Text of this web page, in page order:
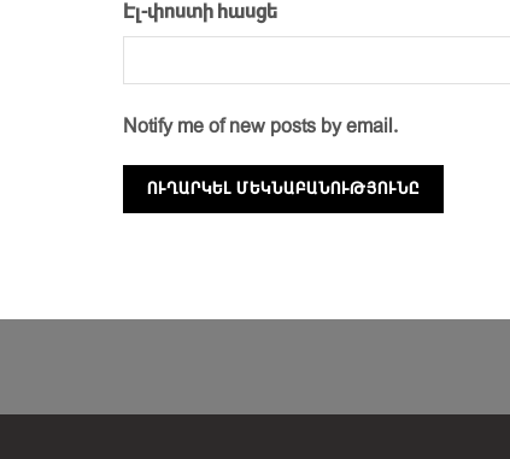
Էլ-փոստի հասցե
Notify me of new posts by email.